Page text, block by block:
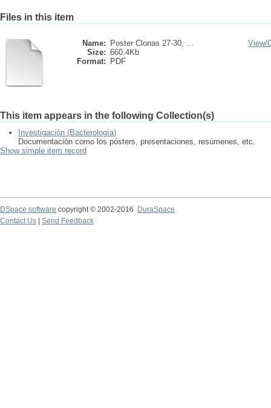
Files in this item
Name:
Poster Clonas 27-30, ...
Size: 660.4Kb
Format:
PDF
View/
This item appears in the following Collection(s)
Investigación (Bacterología)
Documentación como los pósters, presentaciones, resúmenes, etc.
Show simple item record
DSpace software copyright © 2002-2016
DuraSpace
Contact Us
Send Feedback